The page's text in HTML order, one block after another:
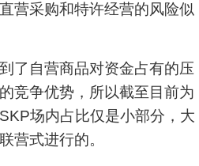
采购和特许经营的风险似
自营商品对资金占有的压
竞争优势，所以截至目前为
场内占比仅是小部分，大
营式进行的。